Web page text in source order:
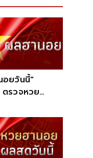
อยวันนี้"
รวจหวย